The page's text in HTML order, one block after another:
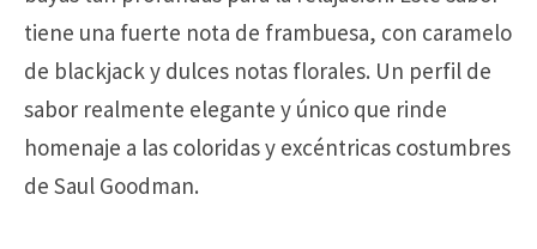
tiene una fuerte nota de frambuesa, con caramelo
de blackjack y dulces notas florales. Un perfil de
sabor realmente elegante y único que rinde
homenaje a las coloridas y excéntricas costumbres
de Saul Goodman.